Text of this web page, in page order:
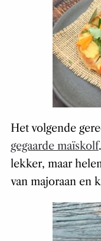
Het volgende
gegaarde maïskolf
lekker, maar
van majoraan en